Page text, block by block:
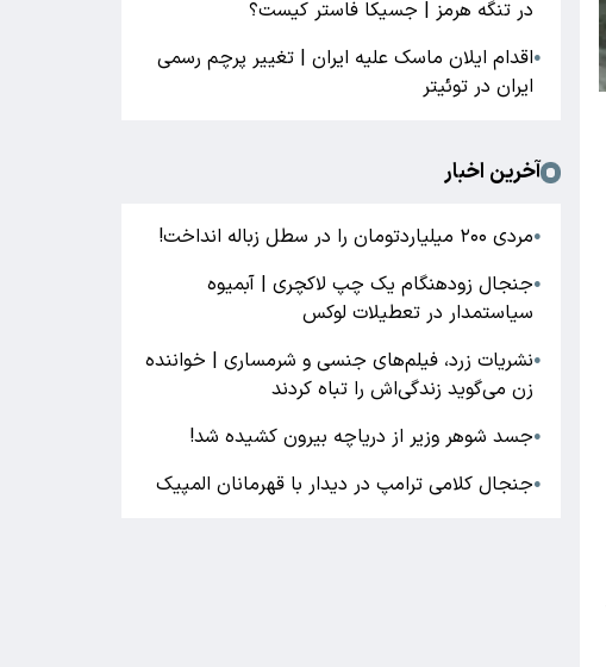
در تنگه هرمز | جسیکا فاستر کیست؟
●اقدام ایلان ماسک علیه ایران | تغییر پرچم رسمی
ایران در توئیتر
آخرین اخبار
●مردی ۲۰۰ میلیاردتومان را در سطل زباله انداخت!
●جنجال زودهنگام یک چپ لاکچری | آبمیوه
سیاستمدار در تعطیلات لوکس
●نشریات زرد، فیلم‌های جنسی و شرمساری | خواننده
زن می‌گوید زندگی‌اش را تباه کردند
●جسد شوهر وزیر از دریاچه بیرون کشیده شد!
●جنجال کلامی ترامپ در دیدار با قهرمانان المپیک